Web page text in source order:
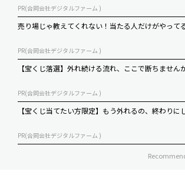
PR(合同会社デジタルファーム )
売り場じゃ教えてくれない！当たる人だけがやって
PR(合同会社デジタルファーム )
【宝くじ落選】外れ続ける流れ、ここで断ちません
PR(合同会社デジタルファーム )
【宝くじ当てたい方限定】もう外れるの、終わりに
PR(合同会社デジタルファーム )